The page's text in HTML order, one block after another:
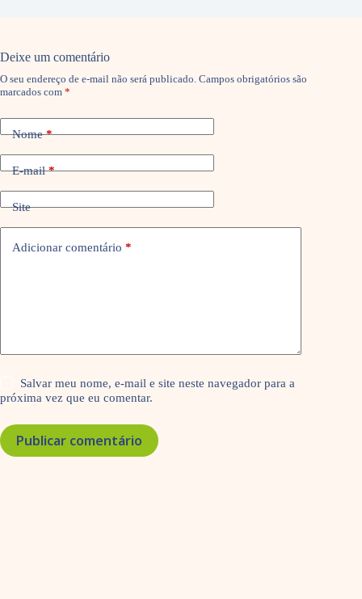
Deixe um comentário
O seu endereço de e-mail não será publicado. Campos obrigatórios são
marcados com *
Nome*
E-mail*
Site
Adicionar comentário *
Salvar meu nome, e-mail e site neste navegador para a
próxima vez que eu comentar.
Publicar comentário